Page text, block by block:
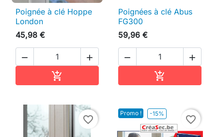
Poignée à clé Hoppe
London
45,98 €
 

Poignées à clé Abus
FG300
59,96 €
 

favorite_border
Promo ! -15%
favorite_border